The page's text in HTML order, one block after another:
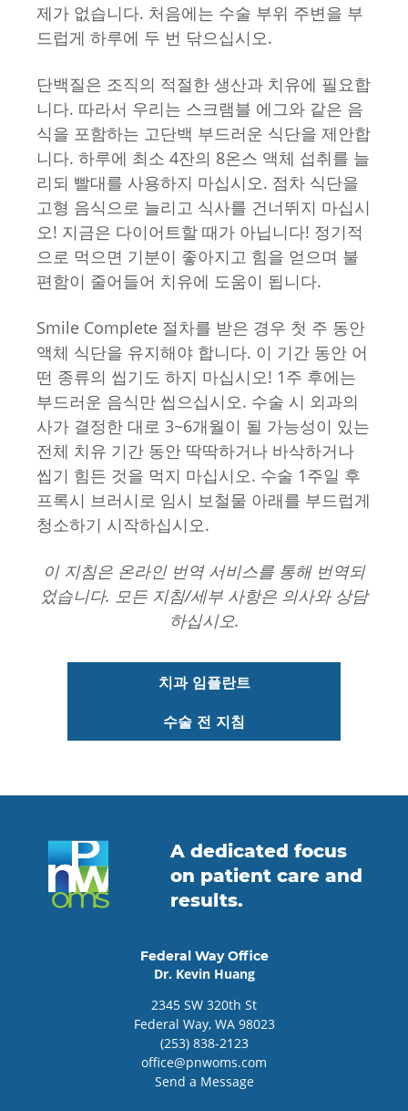
제가 없습니다. 처음에는 수술 부위 주변을 부
드럽게 하루에 두 번 닦으십시오.
단백질은 조직의 적절한 생산과 치유에 필요합
니다. 따라서 우리는 스크램블 에그와 같은 음
식을 포함하는 고단백 부드러운 식단을 제안합
니다. 하루에 최소 4잔의 8온스 액체 섭취를 늘
리되 빨대를 사용하지 마십시오. 점차 식단을
고형 음식으로 늘리고 식사를 건너뛰지 마십시
오! 지금은 다이어트할 때가 아닙니다! 정기적
으로 먹으면 기분이 좋아지고 힘을 얻으며 불
편함이 줄어들어 치유에 도움이 됩니다.
Smile Complete 절차를 받은 경우 첫 주 동안
액체 식단을 유지해야 합니다. 이 기간 동안 어
떤 종류의 씹기도 하지 마십시오! 1주 후에는
부드러운 음식만 씹으십시오. 수술 시 외과의
사가 결정한 대로 3~6개월이 될 가능성이 있는
전체 치유 기간 동안 딱딱하거나 바삭하거나
씹기 힘든 것을 먹지 마십시오. 수술 1주일 후
프록시 브러시로 임시 보철물 아래를 부드럽게
청소하기 시작하십시오.
이 지침은 온라인 번역 서비스를 통해 번역되
었습니다. 모든 지침/세부 사항은 의사와 상담
하십시오.
치과 임플란트
수술 전 지침
A dedicated focus
on patient care and
results.
Federal Way Office
Dr. Kevin Huang
2345 SW 320th St
Federal Way, WA 98023
(253) 838-2123
office@pnwoms.com
Send a Message